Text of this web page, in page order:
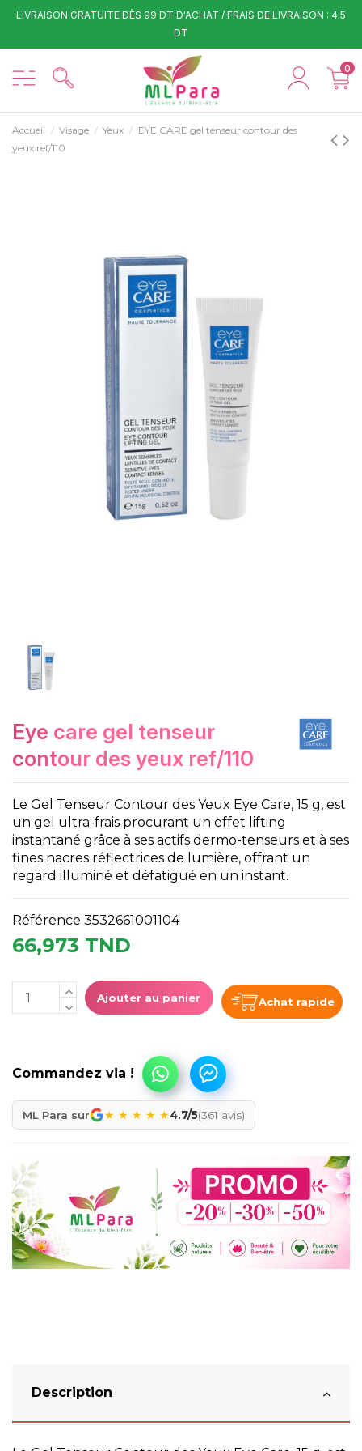
LIVRAISON GRATUITE DÈS 99 DT D'ACHAT / FRAIS DE LIVRAISON : 4.5
DT
0
Accueil Visage Yeux
EYE CARE gel tenseur contour des
yeux ref/110
eye care gel tenseur
contour des yeux ref/110
Le Gel Tenseur Contour des Yeux Eye Care, 15 g, est
un gel ultra-frais procurant un effet lifting
instantané grâce à ses actifs dermo-tenseurs et à ses
fines nacres réflectrices de lumière, offrant un
regard illuminé et défatigué en un instant.
Référence 3532661001104
66,973 TND
Ajouter au panier Achat rapide
ML Para sur ★ ★ ★ ★ ★4.7/5(361 avis)
Description